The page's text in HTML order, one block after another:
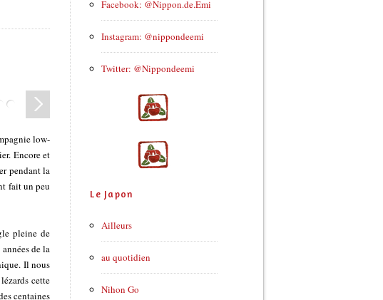
low-
Encore et
pendant la
fait un peu
pleine de
de la
Il nous
cette
centaines
Facebook: @Nippon.de.Emi
Instagram: @nippondeemi
Twitter: @Nippondeemi
Le Japon
Ailleurs
au quotidien
Nihon Go